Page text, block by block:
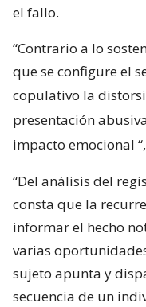
el fallo.
“Contrario a lo
que se configure el
copulativo la
presentación
impacto emocional
“Del análisis del
consta que la
informar el hecho
varias
sujeto apunta y
secuencia de un